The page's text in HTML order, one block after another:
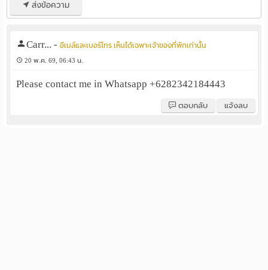
ส่งข้อความ
Carr... -อีเมล์และเบอร์โทร เห็นได้เฉพาะเจ้าของที่พักเท่านั้น
20 พ.ค. 69, 06:43 น.
Please contact me in Whatsapp +6282342184443
ตอบกลับ แจ้งลบ